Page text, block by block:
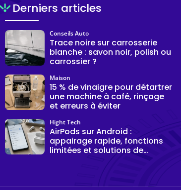
Derniers articles
Trace noire sur carrosserie
blanche : savon noir, polish ou
carrossier ?
Conseils Auto
15 % de vinaigre pour détartrer
une machine à café, rinçage
et erreurs à éviter
Maison
AirPods sur Android :
appairage rapide, fonctions
limitées et solutions de
Hight Tech